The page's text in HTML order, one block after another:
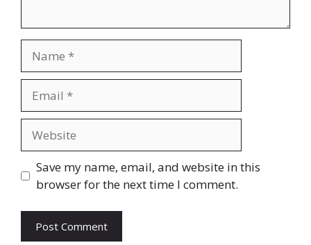
Save my name, email, and website in this
browser for the next time I comment.